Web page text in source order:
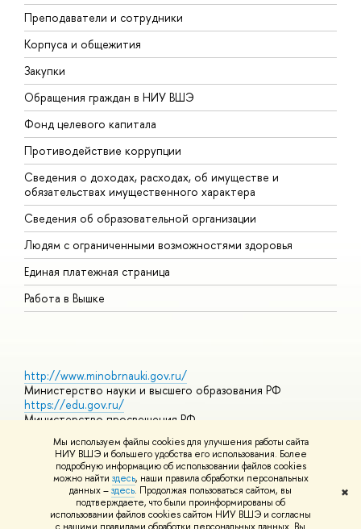
Мы используем файлы cookies для улучшения работы сайта
НИУ ВШЭ и большего удобства его использования. Более
подробную информацию об использовании файлов cookies
можно найти здесь, наши правила обработки персональных
данных –здесь. Продолжая пользоваться сайтом, вы
подтверждаете, что были проинформированы об
использовании файлов cookies сайтом НИУ ВШЭ и согласны
✖
Преподаватели и сотрудники
Корпуса и общежития
Закупки
Обращения граждан в НИУ ВШЭ
Фонд целевого капитала
Противодействие коррупции
Сведения о доходах, расходах, об имуществе и
обязательствах имущественного характера
Сведения об образовательной организации
Людям с ограниченными возможностями здоровья
Единая платежная страница
Работа в Вышке
http://www.minobrnauki.gov.ru/
Министерство науки и высшего образования РФ
https://edu.gov.ru/
Министерство просвещения РФ
https://elearning.hse.ru/mooc
Массовые открытые онлайн-курсы
© НИУ ВШЭ 1993–2026 Адреса и контактыУсловия
использования материалов Политика конфиденциальности